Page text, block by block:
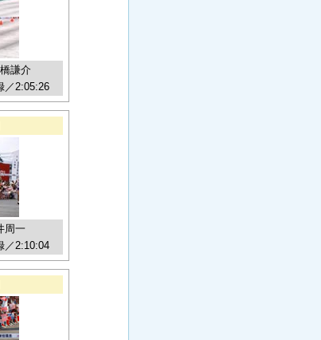
謙介
2:05:26
周一
2:10:04